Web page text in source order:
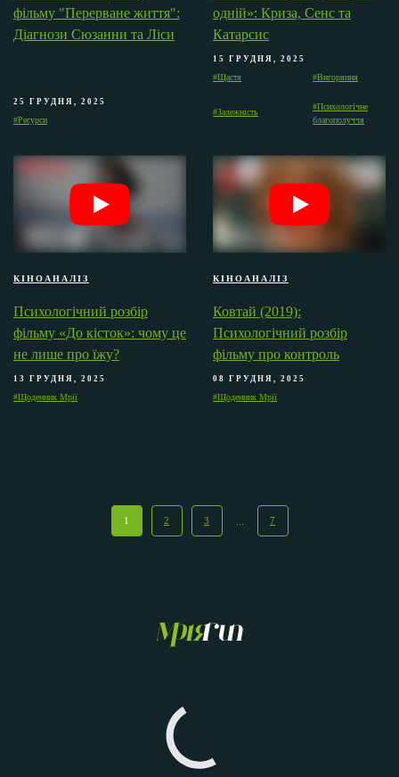
фільму "Перерване життя":
Діагнози Сюзанни та Ліси
25 ГРУДНЯ, 2025
#Ресурси
одній»: Криза, Сенс та
Катарсис
15 ГРУДНЯ, 2025
#Щастя #Вигоряння
#Залежність
#Психологічне
благополуччя
КІНОАНАЛІЗ
Психологічний розбір
фільму «До кісток»: чому це
не лише про їжу?
13 ГРУДНЯ, 2025
#Щоденник Мрії
КІНОАНАЛІЗ
Ковтай (2019):
Психологічний розбір
фільму про контроль
08 ГРУДНЯ, 2025
#Щоденник Мрії
1 2 3 ... 7